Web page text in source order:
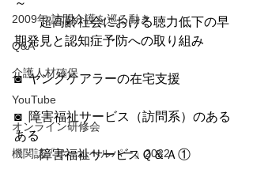
2009年 訪問介護を巡る動き
Q&A
介護人材確保
YouTube
オンライン研修会
機関誌「ホームヘルパー」2022
～
超高齢社会における聴力低下の早
期発見と認知症予防への取り組み
◙  ヤングケアラーの在宅支援
◙  障害福祉サービス（訪問系）のある
ある
障害福祉サービスＱ＆Ａ①